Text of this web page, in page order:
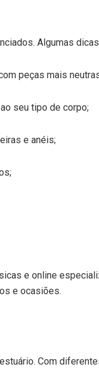
Algumas
peças mais
seu tipo de corpo;
e anéis;
e online
e ocasiões.
Com